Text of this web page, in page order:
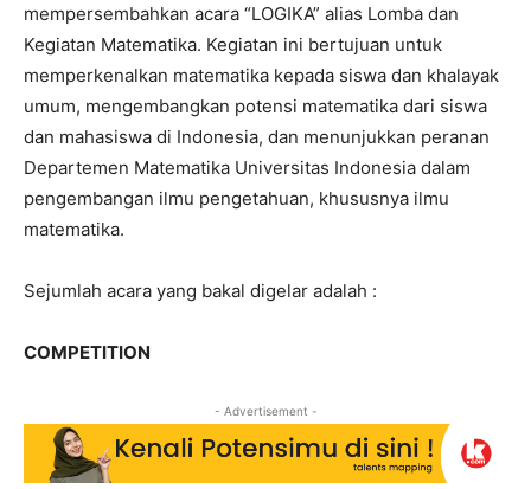
mempersembahkan acara “LOGIKA” alias Lomba dan
Kegiatan Matematika. Kegiatan ini bertujuan untuk
memperkenalkan matematika kepada siswa dan khalayak
umum, mengembangkan potensi matematika dari siswa
dan mahasiswa di Indonesia, dan menunjukkan peranan
Departemen Matematika Universitas Indonesia dalam
pengembangan ilmu pengetahuan, khususnya ilmu
matematika.
Sejumlah acara yang bakal digelar adalah :
COMPETITION
- Advertisement -